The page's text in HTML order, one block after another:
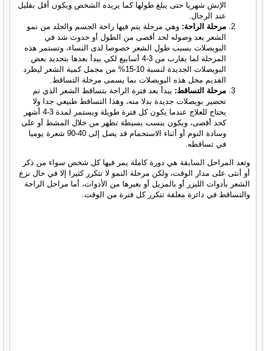
الإنش شهريا حتى يبلغ طولها كما يريده الشخص ويكون أقل بقليل
عند الرجال.
مرحلة الراحة: وهي مرحلة يتم فيها راحة الجسم والجلد من نمو
الشعر بعد وصوله لحد أقصى من الطول أو حدوث شد في
البويصلات بسبب طول الشعر خصوصا لدى النساء، وتستمر هذه
المرحلة لما يقارب من 3-4 أسابيع لكي يبدأ بعدها بتجديد بعض
البويصلات الجديدة لنسبة 10-15% من مجمل كمية الشعر ليطرد
القديم محل هذه البويصلات بما يسمى مرحلة التساقط.
مرحلة التساقط: يبدأ بعد فترة الراحة بتساقط الشعر الذي تم
تحضير بويصلات جديدة بدلا منه، وهذا التساقط طبيعي جدا ولا
يحتاج للعلاج عندما يكون كل فترة طويلة ويستمر لمدة 3-4 أشهر
كحد أقصى، ويكون بنسب بسيطة تظهر من خلال المشط أو على
وسادة النوم أو أثناء الاستحمام قد يصل إلى 40-90 شعرة يوميا
في تساقطه.
وتعد المراحل السابقة هي دورة كاملة يمر فيها كل شخص سواء من ذكر
أو أنثى على مدار الوقت، ولكن مرحلة النمو لا تتكرر كثيرا إلا في حال نزع
الشعر بأدوات الليزر أو بالمزيل أو بغيرها من الأدوات، أما مراحل الراحة
والتساقط في دائرة مغلقة تتكرر كل فترة من الوقت.